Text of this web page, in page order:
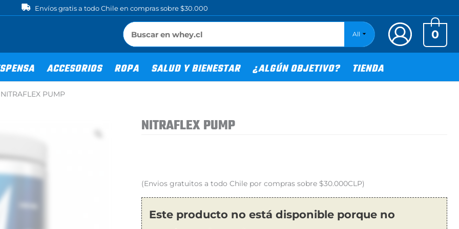
Envíos gratis a todo Chile en compras sobre $30.000
All 0
ACCESORIOS ROPA SALUD Y BIENESTAR ¿ALGÚN OBJETIVO? TIENDA
NITRAFLEX PUMP
NITRAFLEX PUMP
(Envios gratuitos a todo Chile por compras sobre $30.000CLP)
Este producto no está disponible porque no